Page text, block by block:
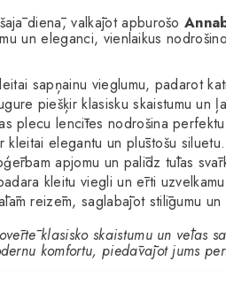
dienā, valkājot apburošo
un eleganci, vienlaikus
sapņainu vieglumu, padarot
piešķir klasisku skaistumu un
plecu lencītes nodrošina
kleitai elegantu un plūstošu siluetu.
apjomu un palīdz tūlas
kleitu viegli un ērti
reizēm, saglabājot stilīgumu un
klasisko skaistumu un vēlas
komfortu, piedāvājot jums